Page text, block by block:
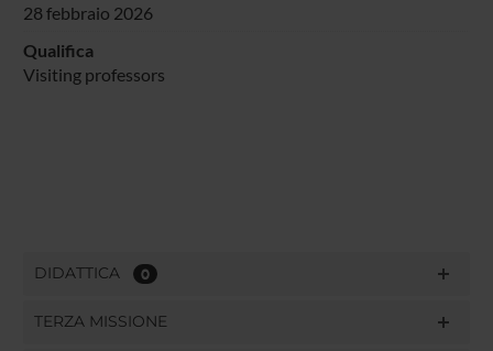
28 febbraio 2026
Qualifica
Visiting professors
DIDATTICA 0
TERZA MISSIONE